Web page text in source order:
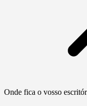
Onde fica o vosso